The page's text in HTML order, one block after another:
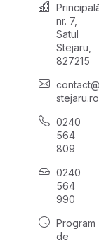
nr. 7,
Satul
Stejaru,
827215
stejaru.ro
0240
564
809
0240
564
990
Program
de